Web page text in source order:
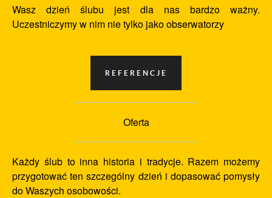
Wasz dzień ślubu jest dla nas bardzo ważny.
Uczestniczymy w nim nie tylko jako obserwatorzy
Oferta
Każdy ślub to inna historia i tradycje. Razem możemy
przygotować ten szczególny dzień i dopasować pomysły
do Waszych osobowości.